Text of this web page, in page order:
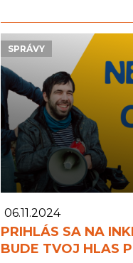
SPRÁVY
06.11.2024
PRIHLÁS SA NA
BUDE TVOJ HLAS